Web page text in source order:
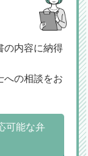
の内容に納得
への相談をお
可能な弁